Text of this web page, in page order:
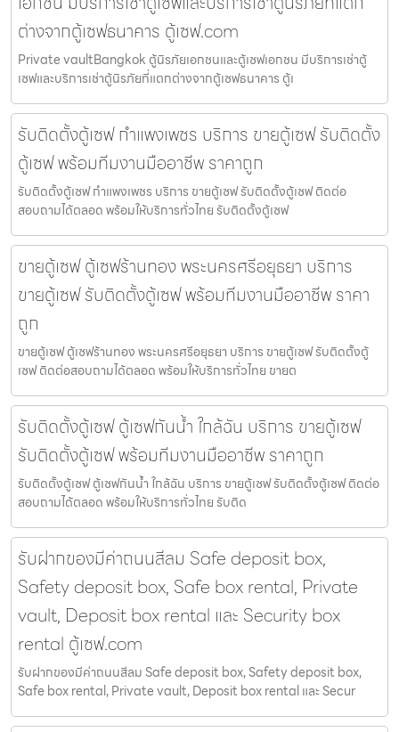
ต่างจากตู้เซฟธนาคาร ตู้เซฟ.com
Private vaultBangkok ตู้นิรภัยเอกชนและตู้เซฟเอกชน มีบริการเช่าตู้
เซฟและบริการเช่าตู้นิรภัยที่แตกต่างจากตู้เซฟธนาคาร ตู้เ
รับติดตั้งตู้เซฟ กำแพงเพชร บริการ ขายตู้เซฟ รับติดตั้ง
ตู้เซฟ พร้อมทีมงานมืออาชีพ ราคาถูก
รับติดตั้งตู้เซฟ กำแพงเพชร บริการ ขายตู้เซฟ รับติดตั้งตู้เซฟ ติดต่อ
สอบถามได้ตลอด พร้อมให้บริการทั่วไทย รับติดตั้งตู้เซฟ
ขายตู้เซฟ ตู้เซฟร้านทอง พระนครศรีอยุธยา บริการ
ขายตู้เซฟ รับติดตั้งตู้เซฟ พร้อมทีมงานมืออาชีพ ราคา
ถูก
ขายตู้เซฟ ตู้เซฟร้านทอง พระนครศรีอยุธยา บริการ ขายตู้เซฟ รับติดตั้งตู้
เซฟ ติดต่อสอบถามได้ตลอด พร้อมให้บริการทั่วไทย ขายต
รับติดตั้งตู้เซฟ ตู้เซฟกันน้ำ ใกล้ฉัน บริการ ขายตู้เซฟ
รับติดตั้งตู้เซฟ พร้อมทีมงานมืออาชีพ ราคาถูก
รับติดตั้งตู้เซฟ ตู้เซฟกันน้ำ ใกล้ฉัน บริการ ขายตู้เซฟ รับติดตั้งตู้เซฟ ติดต่อ
สอบถามได้ตลอด พร้อมให้บริการทั่วไทย รับติด
รับฝากของมีค่าถนนสีลม Safe deposit box,
Safety deposit box, Safe box rental, Private
vault, Deposit box rental และ Security box
rental ตู้เซฟ.com
รับฝากของมีค่าถนนสีลม Safe deposit box, Safety deposit box,
Safe box rental, Private vault, Deposit box rental และ Secur